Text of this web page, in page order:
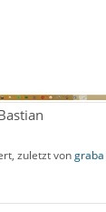
zuletzt vongraba